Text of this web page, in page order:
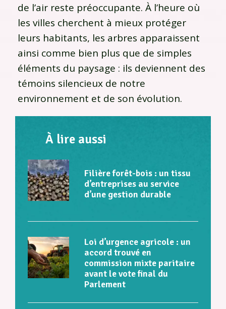
de l’air reste préoccupante. À l’heure où
les villes cherchent à mieux protéger
leurs habitants, les arbres apparaissent
ainsi comme bien plus que de simples
éléments du paysage : ils deviennent des
témoins silencieux de notre
environnement et de son évolution.
À lire aussi
Filière forêt-bois : un tissu
d’entreprises au service
d’une gestion durable
Loi d’urgence agricole : un
accord trouvé en
commission mixte paritaire
avant le vote final du
Parlement